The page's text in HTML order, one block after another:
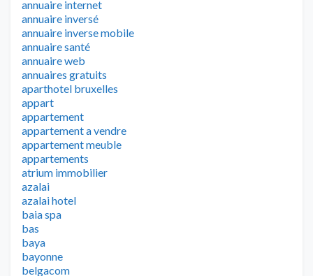
annuaire internet
annuaire inversé
annuaire inverse mobile
annuaire santé
annuaire web
annuaires gratuits
aparthotel bruxelles
appart
appartement
appartement a vendre
appartement meuble
appartements
atrium immobilier
azalai
azalai hotel
baia spa
bas
baya
bayonne
belgacom